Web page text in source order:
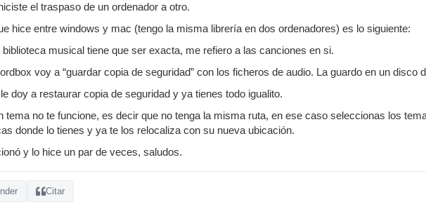
el traspaso de un ordenador a otro.
hice entre windows y mac (tengo la misma librería en dos ordenadores) es lo siguiente:
biblioteca musical tiene que ser exacta, me refiero a las canciones en si.
voy a “guardar copia de seguridad” con los ficheros de audio. La guardo en un disco
doy a restaurar copia de seguridad y ya tienes todo igualito.
tema no te funcione, es decir que no tenga la misma ruta, en ese caso seleccionas los
donde lo tienes y ya te los relocaliza con su nueva ubicación.
y lo hice un par de veces, saludos.
Citar